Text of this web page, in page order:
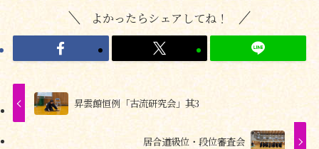
よかったらシェアしてね！
昇雲館恒例「古流研究会」其3
居合道級位・段位審査会